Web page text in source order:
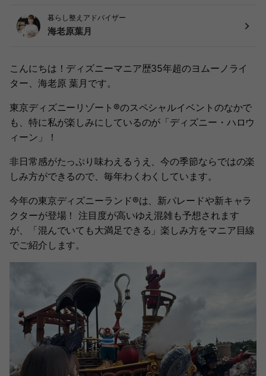
暮らし整えアドバイザー
海老原葉月
こんにちは！ディズニーマニア歴35年超のヨムーノライ
ター、海老原 葉月です。
東京ディズニーリゾート®︎のスペシャルイベントのなかで
も、特に私が楽しみにしているのが「ディズニー・ハロウ
ィーン」！
非日常感がたっぷり味わえるうえ、今の季節ならではの楽
しみ方ができるので、毎年わくわくしています。
今年の東京ディズニーランド®︎は、新パレードや新キャラ
クターが登場！ 注目度が高いゆえ混雑も予想されます
が、「混んでいても大満足できる」楽しみ方をマニア目線
でご紹介します。